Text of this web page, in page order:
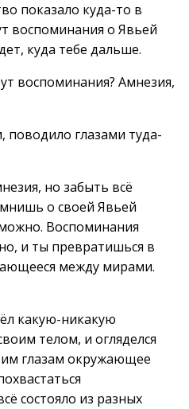
показало куда-то в
воспоминания о Явьей
куда тебе дальше.
воспоминания? Амнезия,
поводило глазами туда-
но забыть всё
о своей Явьей
Воспоминания
и ты превратишься в
между мирами.
какую-никакую
телом, и огляделся
глазам окружающее
состояло из разных